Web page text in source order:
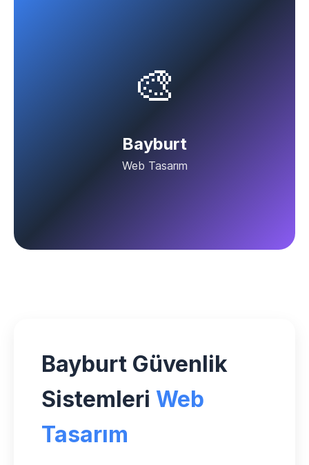
🎨
Bayburt
Web Tasarım
Bayburt Güvenlik
Sistemleri Web
Tasarım